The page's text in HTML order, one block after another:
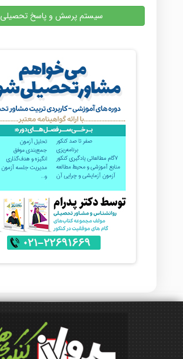
سیستم پرسش و پاسخ تحصیلی